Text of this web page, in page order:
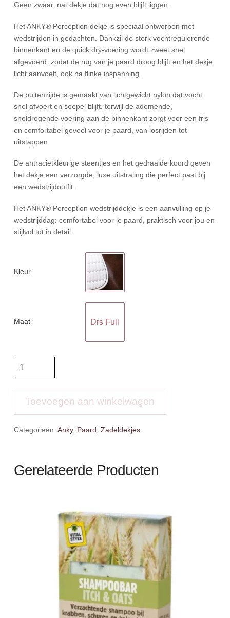
Geen zwaar, nat dekje dat nog even blijft liggen.
Het ANKY® Perception dekje is speciaal ontworpen met
wedstrijden in gedachten. Dankzij de sterk vochtregulerende
binnenkant en de quick dry-voering wordt zweet snel
afgevoerd, zodat de rug van je paard droog blijft en het dekje
licht aanvoelt, ook na flinke inspanning.
De buitenzijde is gemaakt van lichtgewicht nylon dat vocht
snel afvoert en soepel blijft, terwijl de ademende,
sneldrogende voering aan de binnenkant zorgt voor een fris
en comfortabel gevoel voor je paard, van losrijden tot
uitstappen.
De antracietkleurige steentjes en het gedraaide koord geven
het dekje een verzorgde, luxe uitstraling die perfect past bij
een wedstrijdoutfit.
Het ANKY® Perception wedstrijddekje is een aanvulling op je
wedstrijddag: comfortabel voor je paard, praktisch voor jou en
stijlvol tot in detail.
Kleur
Maat Drs Full
Perception
Toevoegen aan winkelwagen
Categorieën: Anky, Paard, Zadeldekjes
Gerelateerde Producten